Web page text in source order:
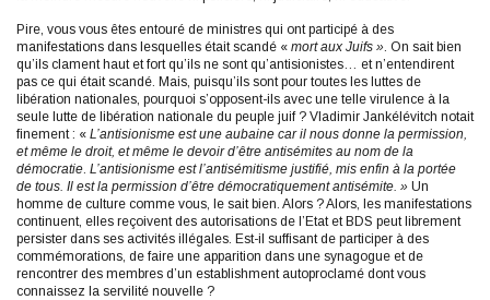
Pire, vous vous êtes entouré de ministres qui ont participé à des
manifestations dans lesquelles était scandé « mort aux Juifs » . On sait bien
qu’ils clament haut et fort qu’ils ne sont qu’antisionistes… et n’entendirent
pas ce qui était scandé. Mais, puisqu’ils sont pour toutes les luttes de
libération nationales, pourquoi s’opposent-ils avec une telle virulence à la
seule lutte de libération nationale du peuple juif ? Vladimir Jankélévitch notait
finement : « L’antisionisme est une aubaine car il nous donne la permission,
et même le droit, et même le devoir d’être antisémites au nom de la
démocratie L’antisionisme est l’antisémitisme justifié, mis enfin à la portée
de tous. Il est la permission d’être démocratiquement antisémite. » Un
homme de culture comme vous, le sait bien. Alors ? Alors, les manifestations
continuent, elles reçoivent des autorisations de l’Etat et BDS peut librement
persister dans ses activités illégales. Est-il suffisant de participer à des
commémorations, de faire une apparition dans une synagogue et de
rencontrer des membres d’un establishment autoproclamé dont vous
connaissez la servilité nouvelle ?